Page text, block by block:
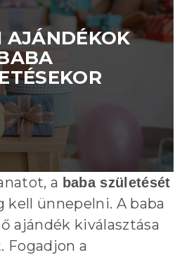
AJÁNDÉKOK
a baba születését
ünnepelni. A baba
ajándék kiválasztása
Fogadjon a